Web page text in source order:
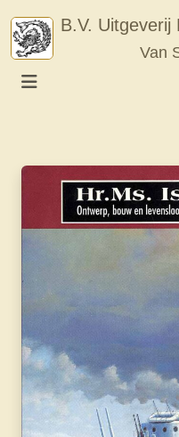
content
B.V. Uitgeverij
Van